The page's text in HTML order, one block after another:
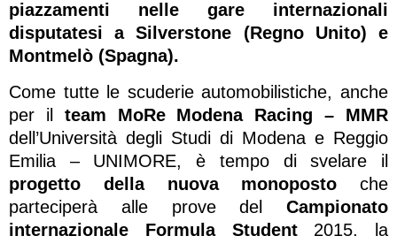
piazzamenti nelle gare internazionali
disputatesi a Silverstone (Regno Unito) e
Montmelò (Spagna).
Come tutte le scuderie automobilistiche, anche
per il team MoRe Modena Racing – MMR
dell’Università degli Studi di Modena e Reggio
Emilia – UNIMORE, è tempo di svelare il
progetto della nuova monoposto che
parteciperà alle prove del Campionato
internazionale Formula Student2015, la